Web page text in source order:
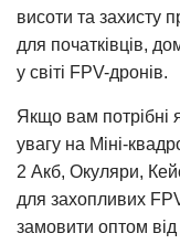
висоти та захисту
для початківців,
у світі FPV-дронів.
Якщо вам потрібні
увагу на Міні-
2 Акб, Окуляри,
для захопливих
замовити оптом